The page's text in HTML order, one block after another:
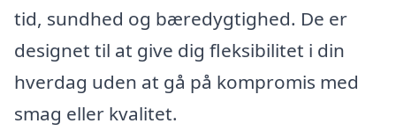
tid, sundhed og bæredygtighed. De er
designet til at give dig fleksibilitet i din
hverdag uden at gå på kompromis med
smag eller kvalitet.